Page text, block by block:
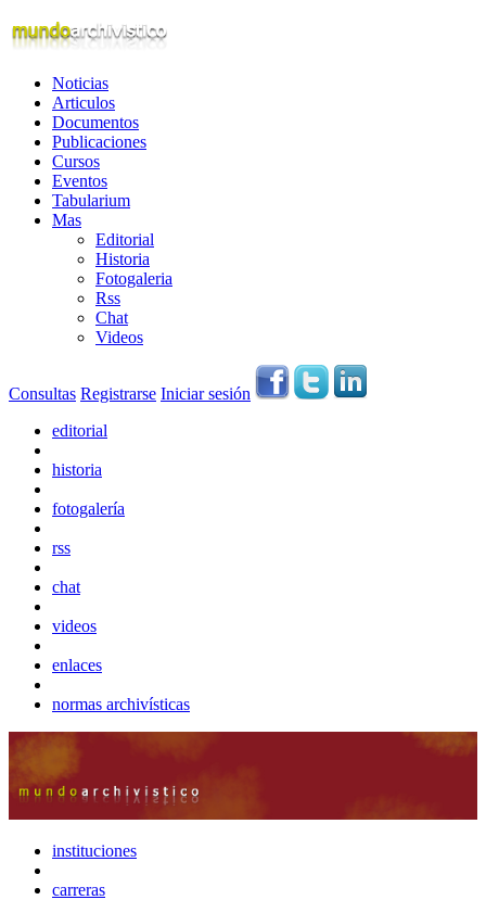
Noticias
Articulos
Documentos
Publicaciones
Cursos
Eventos
Tabularium
Mas
Editorial
Historia
Fotogaleria
Rss
Chat
Videos
Consultas Registrarse Iniciar sesión
editorial
historia
fotogalería
rss
chat
videos
enlaces
normas archivísticas
instituciones
carreras